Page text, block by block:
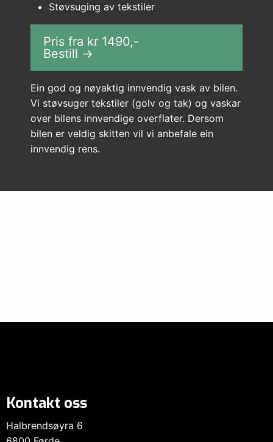
Støvsuging av tekstiler
Pris fra kr 1490,-
Bestill →
Ein god og nøyaktig innvendig vask av bilen.
Vi støvsuger tekstiler (golv og tak) og vaskar
over bilens innvendige overflater. Dersom
bilen er veldig skitten vil vi anbefale ein
innvendig rens.
Kontakt oss
Halbrendsøyra 6